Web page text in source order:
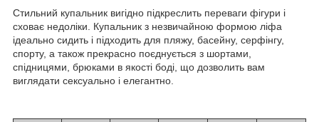
Стильний купальник вигідно підкреслить переваги фігури і
сховає недоліки. Купальник з незвичайною формою ліфа
ідеально сидить і підходить для пляжу, басейну, серфінгу,
спорту, а також прекрасно поєднується з шортами,
спідницями, брюками в якості боді, що дозволить вам
виглядати сексуально і елегантно.